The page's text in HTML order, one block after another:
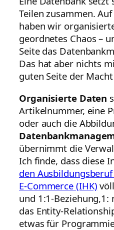
Teilen zusammen.
haben wir
geordnetes Chaos –
Seite das
Das hat aber nichts
guten Seite der
Organisierte Daten
Artikelnummer, eine
oder auch die
übernimmt die
Ich finde, dass diese
den
E-Commerce (IHK)
und 1:1-Beziehung,1:
das Entity-
etwas für